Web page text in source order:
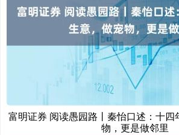
富明证券 阅读愚园路丨秦怡口述：十
物，更是做邻里